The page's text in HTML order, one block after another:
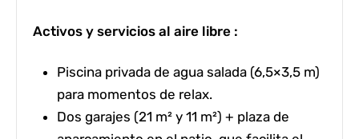
Activos y servicios al aire libre :
Piscina privada de agua salada (6,5×3,5 m)
para momentos de relax.
Dos garajes (21 m² y 11 m²) + plaza de